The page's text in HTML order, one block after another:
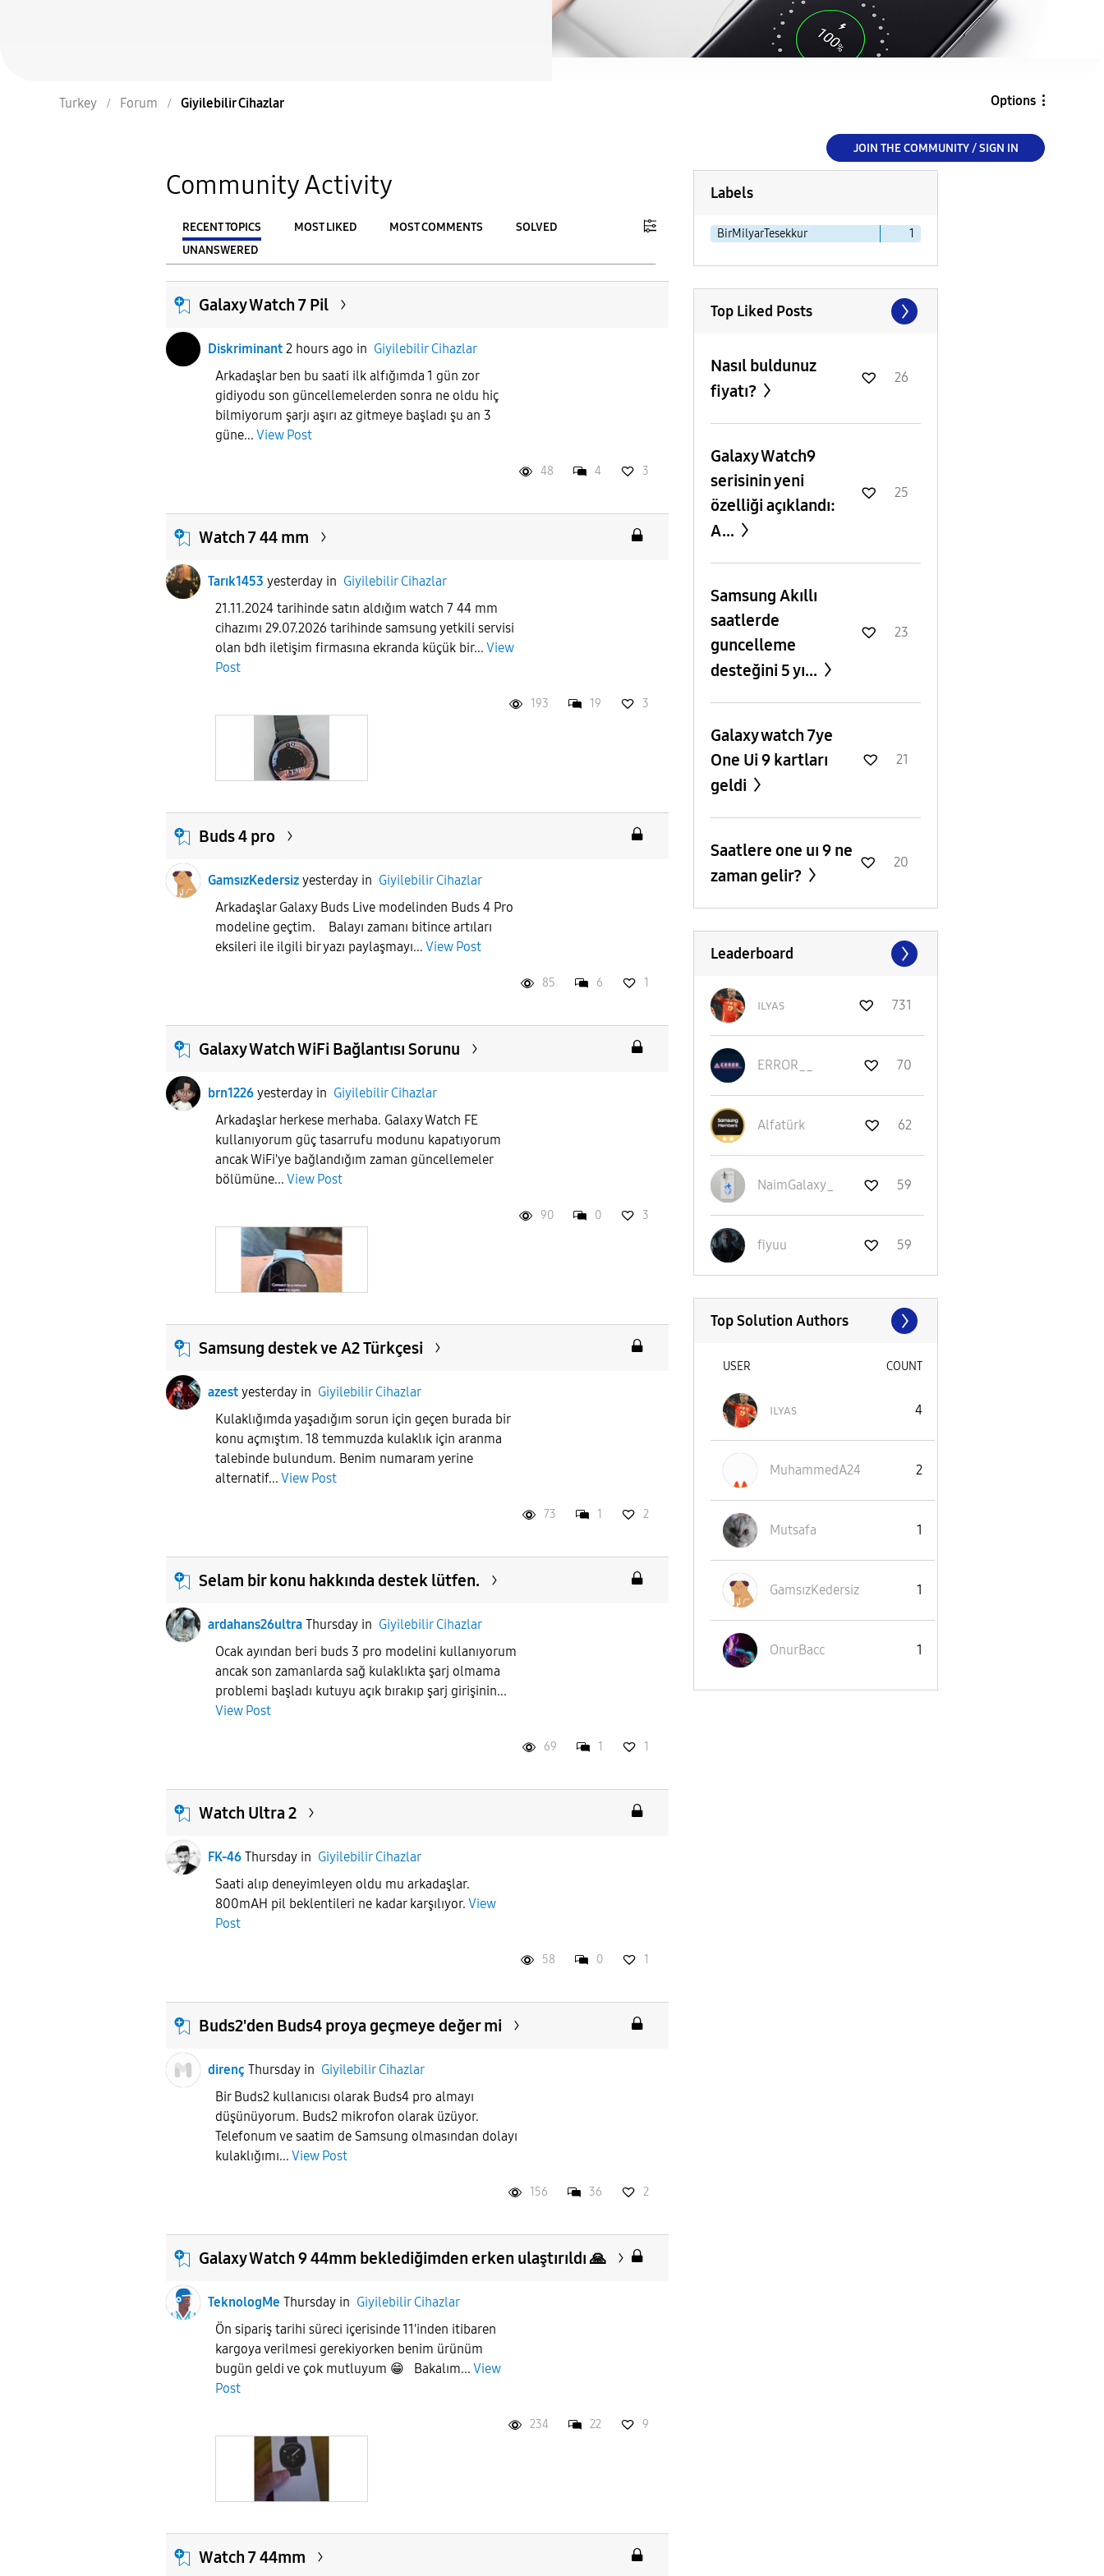
Turkey Forum Giyilebilir Cihazlar Options
JOIN THE COMMUNITY / SIGN IN
Community Activity
RECENT TOPICS MOST LIKED MOST COMMENTS
SOLVED
UNANSWERED
From To
Galaxy Watch 7 Pil
Diskriminant 2 hours ago in Giyilebilir Cihazlar
Arkadaşlar ben bu saati ilk alfığımda 1 gün zor
gidiyodu son güncellemelerden sonra ne oldu hiç
bilmiyorum şarjı aşırı az gitmeye başladı şu an 3
güne... View Post
48 4 3
Watch 7 44 mm
Tarık1453 yesterday in Giyilebilir Cihazlar
21.11.2024 tarihinde satın aldığım watch 7 44 mm
cihazımı 29.07.2026 tarihinde samsung yetkili servisi
olan bdh iletişim firmasına ekranda küçük bir... View
Post
193 19 3
Buds 4 pro
GamsızKedersiz yesterday in Giyilebilir Cihazlar
Arkadaşlar Galaxy Buds Live modelinden Buds 4 Pro
modeline geçtim. Balayı zamanı bitince artıları
eksileri ile ilgili bir yazı paylaşmayı... View Post
85 6 1
Galaxy Watch WiFi Bağlantısı Sorunu
brn1226 yesterday in Giyilebilir Cihazlar
Arkadaşlar herkese merhaba. Galaxy Watch FE
kullanıyorum güç tasarrufu modunu kapatıyorum
ancak WiFi'ye bağlandığım zaman güncellemeler
bölümüne... View Post
90 0 3
Samsung destek ve A2 Türkçesi
azest yesterday in Giyilebilir Cihazlar
Kulaklığımda yaşadığım sorun için geçen burada bir
konu açmıştım. 18 temmuzda kulaklık için aranma
talebinde bulundum. Benim numaram yerine
alternatif... View Post
73 1 2
Selam bir konu hakkında destek lütfen.
ardahans26ultra Thursday in Giyilebilir Cihazlar
Ocak ayından beri buds 3 pro modelini kullanıyorum
ancak son zamanlarda sağ kulaklıkta şarj olmama
problemi başladı kutuyu açık bırakıp şarj girişinin...
View Post
69 1 1
Watch Ultra 2
FK-46 Thursday in Giyilebilir Cihazlar
Saati alıp deneyimleyen oldu mu arkadaşlar.
800mAH pil beklentileri ne kadar karşılıyor. View
Post
58 0 1
Buds2'den Buds4 proya geçmeye değer mi
direnç Thursday in Giyilebilir Cihazlar
Bir Buds2 kullanıcısı olarak Buds4 pro almayı
düşünüyorum. Buds2 mikrofon olarak üzüyor.
Telefonum ve saatim de Samsung olmasından dolayı
kulaklığımı... View Post
156 36 2
Galaxy Watch 9 44mm beklediğimden erken ulaştırıldı 🙏
TeknologMe Thursday in Giyilebilir Cihazlar
Ön sipariş tarihi süreci içerisinde 11'inden itibaren
kargoya verilmesi gerekiyorken benim ürünüm
bugün geldi ve çok mutluyum 😁 Bakalım... View
Post
234 22 9
Watch 7 44mm
Labels
BirMilyarTesekkur 1
Top Liked Posts
Nasıl buldunuz
fiyatı?
26
Galaxy Watch9
serisinin yeni
özelliği açıklandı:
A...
25
Samsung Akıllı
saatlerde
guncelleme
desteğini 5 yı...
23
Galaxy watch 7ye
One Ui 9 kartları
geldi
21
Saatlere one uı 9 ne
zaman gelir?
20
Leaderboard
ɪʟʏᴀs 731
ERROR__ 70
Alfatürk 62
NaimGalaxy_ 59
fiyuu 59
Top Solution Authors
USER COUNT
ɪʟʏᴀs 4
MuhammedA24 2
Mutsafa 1
GamsızKedersiz 1
OnurBacc 1